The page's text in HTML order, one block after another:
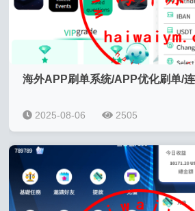
海外APP刷单系统/APP优化刷单/
2025-08-06 2505